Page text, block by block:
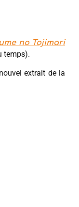
no Tojimari
temps).
extrait de la